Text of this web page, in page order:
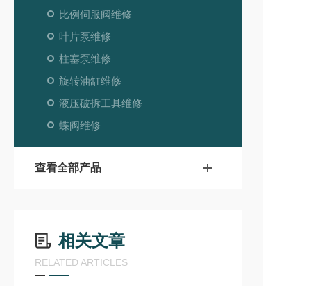
比例伺服阀维修
叶片泵维修
柱塞泵维修
旋转油缸维修
液压破拆工具维修
蝶阀维修
查看全部产品
相关文章
RELATED ARTICLES